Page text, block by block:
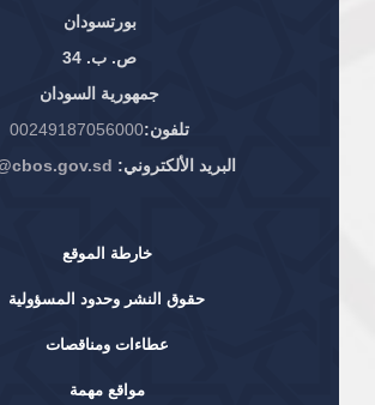
بورتسودان
ص. ب. 34
جمهورية السودان
تلفون:00249187056000
البريد الألكتروني:
خارطة الموقع
حقوق النشر وحدود المسؤولية
عطاءات ومناقصات
مواقع مهمة